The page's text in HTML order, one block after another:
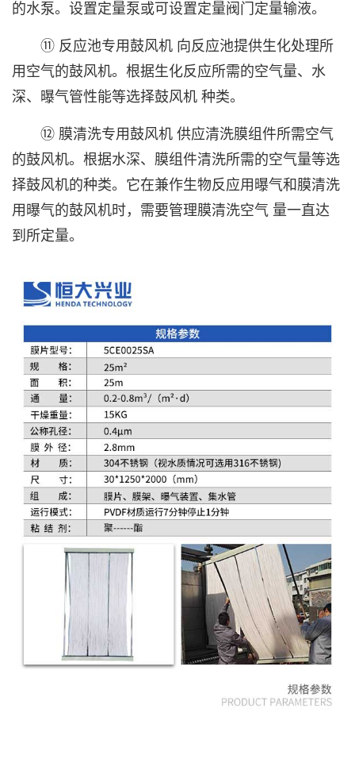
的水泵。设置定量泵或可设置定量阀门定量输液。
⑪ 反应池专用鼓风机 向反应池提供生化处理所
用空气的鼓风机。根据生化反应所需的空气量、水
深、曝气管性能等选择鼓风机 种类。
⑫ 膜清洗专用鼓风机 供应清洗膜组件所需空气
的鼓风机。根据水深、膜组件清洗所需的空气量等选
择鼓风机的种类。它在兼作生物反应用曝气和膜清洗
用曝气的鼓风机时，需要管理膜清洗空气 量一直达
到所定量。